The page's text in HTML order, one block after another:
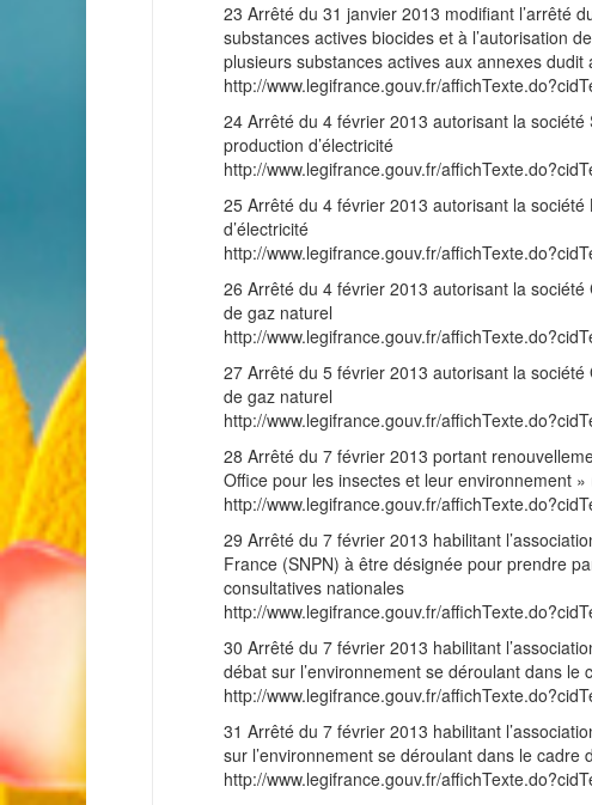
23 Arrêté du 31 janvier 2013 modifiant l’arrêté
substances actives biocides et à l’autorisation
plusieurs substances actives aux annexes dudit
http://www.legifrance.gouv.fr/
24 Arrêté du 4 février 2013 autorisant la
production d’électricité
http://www.legifrance.gouv.fr/
25 Arrêté du 4 février 2013 autorisant la
d’électricité
http://www.legifrance.gouv.fr/
26 Arrêté du 4 février 2013 autorisant la
de gaz naturel
http://www.legifrance.gouv.fr/
27 Arrêté du 5 février 2013 autorisant la
de gaz naturel
http://www.legifrance.gouv.fr/
28 Arrêté du 7 février 2013 portant
Office pour les insectes et leur environnement »
http://www.legifrance.gouv.fr/
29 Arrêté du 7 février 2013 habilitant
France (SNPN) à être désignée pour prendre
consultatives nationales
http://www.legifrance.gouv.fr/
30 Arrêté du 7 février 2013 habilitant
débat sur l’environnement se déroulant dans
http://www.legifrance.gouv.fr/
31 Arrêté du 7 février 2013 habilitant
sur l’environnement se déroulant dans le
http://www.legifrance.gouv.fr/